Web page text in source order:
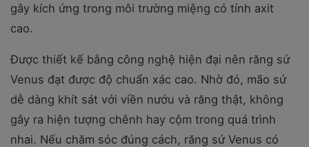
gây kích ứng trong môi trường miệng có tính axit
cao.
Được thiết kế bằng công nghệ hiện đại nên răng sứ
Venus đạt được độ chuẩn xác cao. Nhờ đó, mão sứ
dễ dàng khít sát với viền nướu và răng thật, không
gây ra hiện tượng chênh hay cộm trong quá trình
nhai. Nếu chăm sóc đúng cách, răng sứ Venus có